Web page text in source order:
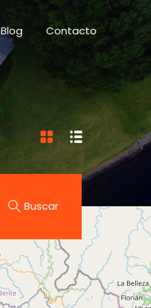
Blog Contacto
Blog Contacto
Buscar